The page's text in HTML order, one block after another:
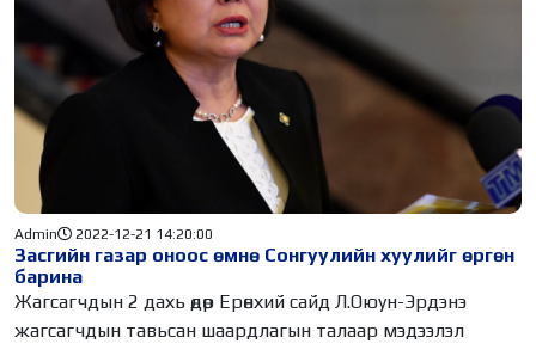
Засгийн газар оноос өмнө Сонгуулийн хуулийг өргөн
барина
Admin 2022-12-21 14:20:00
Жагсагчдын 2 дахь өдөр Ерөнхий сайд Л.Оюун-Эрдэнэ
жагсагчдын тавьсан шаардлагын талаар мэдээлэл